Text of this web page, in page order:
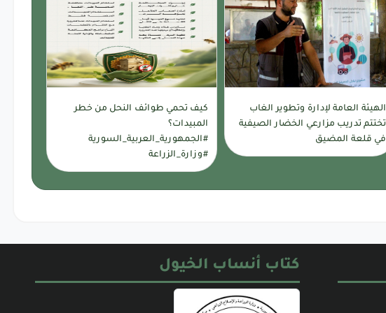
كيف تحمي طوائف النحل من خطر
المبيدات؟
#الجمهورية_العربية_السورية
#وزارة_الزراعة
الهيئة العامة لإدارة وتطوير الغاب
تختتم تدريب مزارعي الخضار الصيفية
في قلعة المضيق
كتاب أنساب الخيول